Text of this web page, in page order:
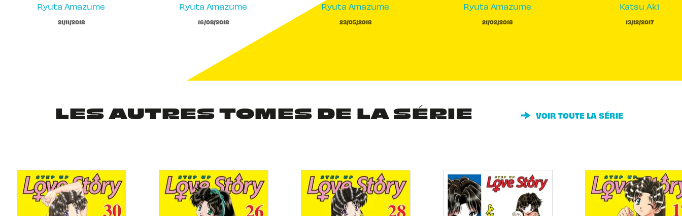
Ryuta Amazume
21/11/2018
Ryuta Amazume
16/08/2018
Ryuta Amazume
23/05/2018
Ryuta Amazume
21/02/2018
Katsu Aki
13/12/2017
LES AUTRES TOMES DE LA SÉRIE VOIR TOUTE LA SÉRIE